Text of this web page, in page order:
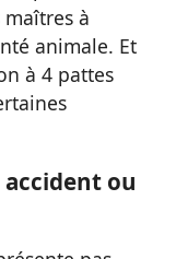
maîtres à
animale. Et
à 4 pattes
accident ou